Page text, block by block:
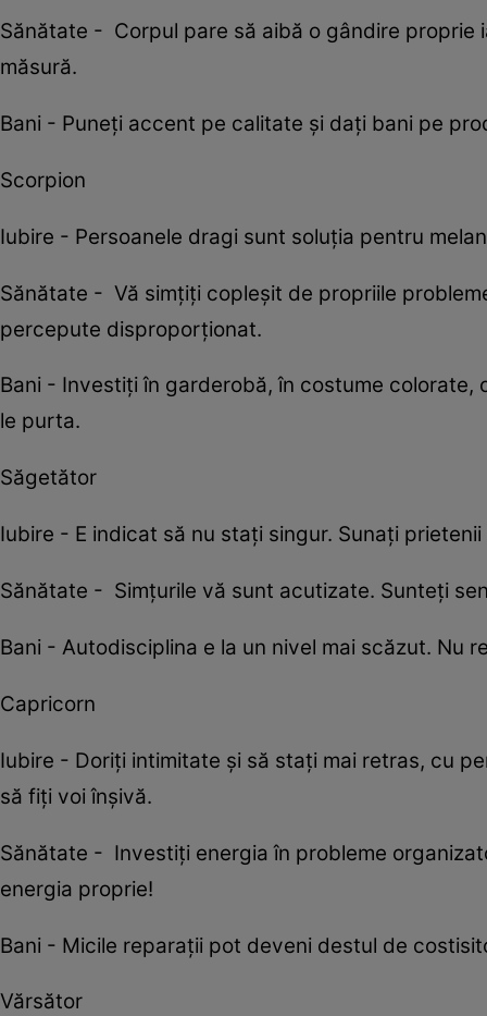
Sănătate - Corpul pare să aibă o gândire
măsură.
Bani - Puneți accent pe calitate și dați bani pe
Scorpion
Iubire - Persoanele dragi sunt soluția pentru
Sănătate - Vă simțiți copleșit de propriile
percepute disproporționat.
Bani - Investiți în garderobă, în costume colorate,
le purta.
Săgetător
Iubire - E indicat să nu stați singur. Sunați
Sănătate - Simțurile vă sunt acutizate. Sunteți
Bani - Autodisciplina e la un nivel mai scăzut. Nu
Capricorn
Iubire - Doriți intimitate și să stați mai retras, cu
să fiți voi înșivă.
Sănătate - Investiți energia în probleme
energia proprie!
Bani - Micile reparații pot deveni destul de
Vărsător